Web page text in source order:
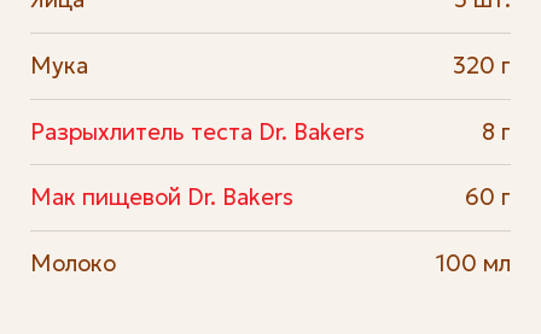
Мука 320 г
Разрыхлитель теста Dr. Bakers 8 г
Мак пищевой Dr. Bakers 60 г
Молоко 100 мл